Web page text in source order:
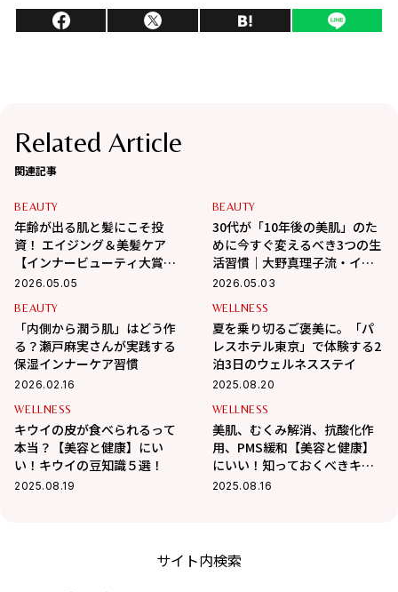
Related Article
関連記事
BEAUTY
年齢が出る肌と髪にこそ投
資！ エイジング＆美髪ケア
【インナービューティ大賞】
受賞アイテム【２選】
2026.05.05
BEAUTY
30代が「10年後の美肌」のた
めに今すぐ変えるべき3つの生
活習慣｜大野真理子流・イン
ナーケア術
2026.05.03
BEAUTY
「内側から潤う肌」はどう作
る？瀬戸麻実さんが実践する
保湿インナーケア習慣
2026.02.16
WELLNESS
夏を乗り切るご褒美に。「パ
レスホテル東京」で体験する2
泊3日のウェルネスステイ
2025.08.20
WELLNESS
キウイの皮が食べられるって
本当？【美容と健康】にい
い！キウイの豆知識５選！
2025.08.19
WELLNESS
美肌、むくみ解消、抗酸化作
用、PMS緩和【美容と健康】
にいい！知っておくべきキウ
イフルーツ10種の栄養素と
2025.08.16
サイト内検索